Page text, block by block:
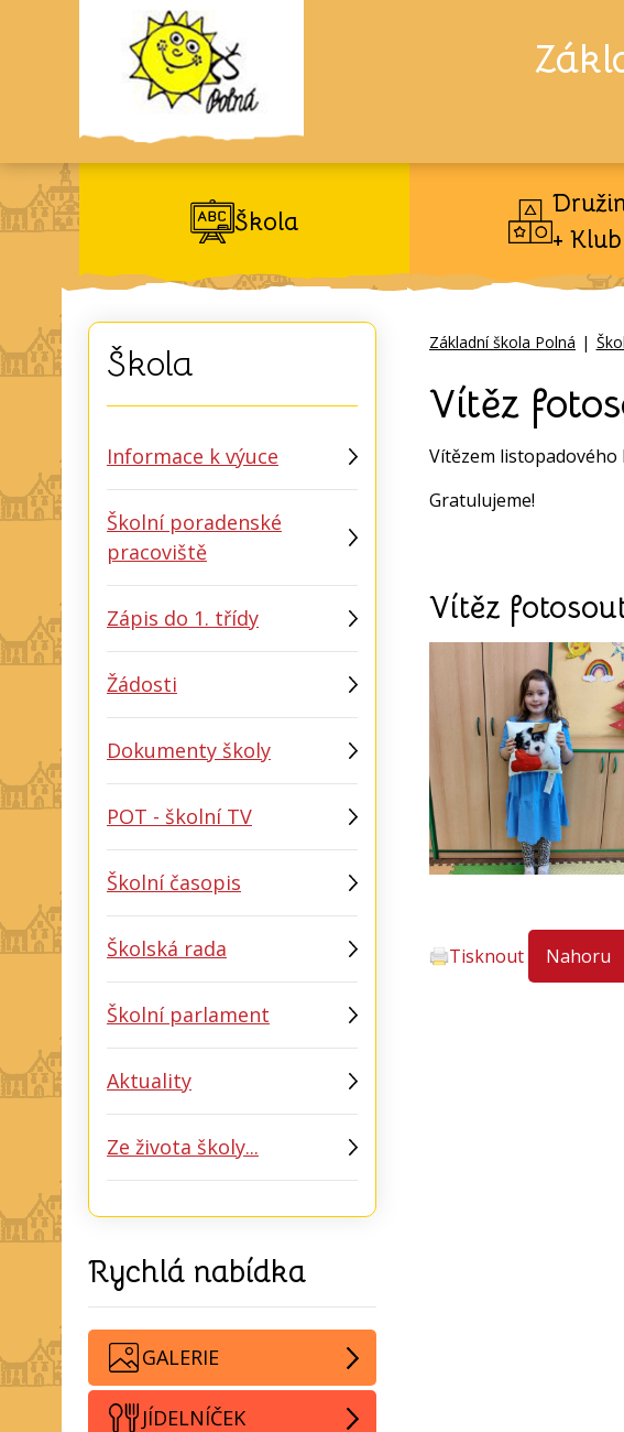
Škola
+ Klub
Základní škola Polná |
Vítěz
Vítězem
Gratulujeme!
Vítěz
Tisknout Nahoru
Škola
Informace k výuce
Školní poradenské
pracoviště
Zápis do 1. třídy
Žádosti
Dokumenty školy
POT - školní TV
Školní časopis
Školská rada
Školní parlament
Aktuality
Ze života školy...
Rychlá nabídka
GALERIE
JÍDELNÍČEK